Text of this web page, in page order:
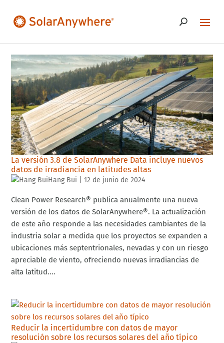
La versión 3.8 de SolarAnywhere Data incluye nuevos
datos de irradiancia en latitudes altas
Hang Bui |12 de junio de 2024
Clean Power Research® publica anualmente una nueva
versión de los datos de SolarAnywhere®. La actualización
de este año responde a las necesidades cambiantes de la
industria solar a medida que los proyectos se expanden a
ubicaciones más septentrionales, nevadas y con un riesgo
apreciable de viento, ofreciendo nuevas irradiancias de
alta latitud....
Reducir la incertidumbre con datos de mayor
resolución sobre los recursos solares del año típico